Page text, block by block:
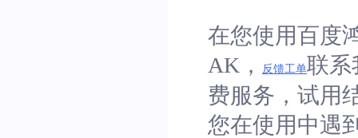
在您使用百度
AK，
反馈工单联系
费服务，试用
您在使用中遇